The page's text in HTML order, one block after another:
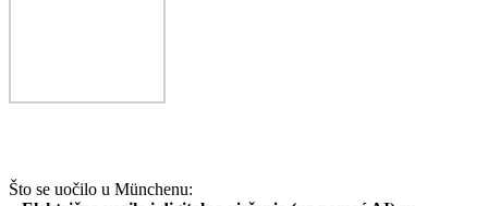
Što se uočilo u Münchenu: